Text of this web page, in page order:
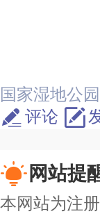
国家湿地公园
评论
网站提
本网站为注